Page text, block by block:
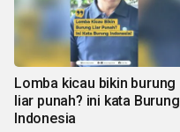
Lomba kicau bikin burung
liar punah? ini kata Burung
Indonesia